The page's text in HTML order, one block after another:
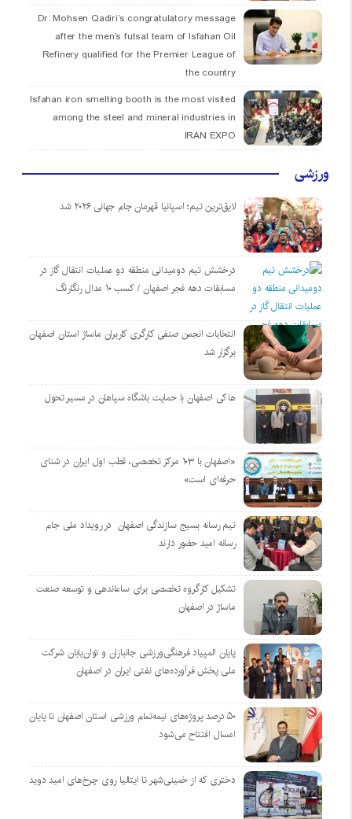
Dr. Mohsen Qadiri’s congratulatory message
after the men’s futsal team of Isfahan Oil
Refinery qualified for the Premier League of
the country
Isfahan iron smelting booth is the most visited
among the steel and mineral industries in
IRAN EXPO
ورزشی
لایق‌ترین تیم؛ اسپانیا قهرمان جام جهانی ۲۰۲۶ شد
درخشش تیم دومیدانی منطقه دو عملیات انتقال گاز در
مسابقات دهه فجر اصفهان / کسب ۱۰ مدال رنگارنگ
انتخابات انجمن صنفی کارگری کاربران ماساژ استان اصفهان
برگزار شد
هاکی اصفهان با حمایت باشگاه سپاهان در مسیر تحول
«اصفهان با ۱۰۳ مرکز تخصصی، قطب اول ایران در شنای
حرفه‌ای است»
تیم رسانه بسیج سازندگی اصفهان در رویداد ملی جام
رسانه امید حضور دارند
تشکیل کارگروه تخصصی برای ساماندهی و توسعه صنعت
ماساژ در اصفهان
پایان المپیاد فرهنگی‌ورزشی جانبازان و توان‌یابان شرکت
ملی پخش فرآورده‌های نفتی ایران در اصفهان
۵۰ درصد پروژه‌های نیمه‌تمام ورزشی استان اصفهان تا پایان
امسال افتتاح می‌شود
دختری که از خمینی‌شهر تا ایتالیا روی چرخ‌های امید دوید